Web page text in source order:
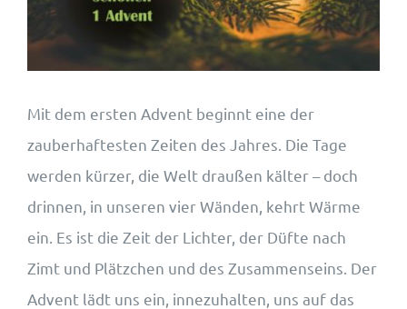
Wohnungsangebote
Kontakt
Mit dem ersten Advent beginnt eine der
zauberhaftesten Zeiten des Jahres. Die Tage
werden kürzer, die Welt draußen kälter – doch
drinnen, in unseren vier Wänden, kehrt Wärme
ein. Es ist die Zeit der Lichter, der Düfte nach
Zimt und Plätzchen und des Zusammenseins. Der
Advent lädt uns ein, innezuhalten, uns auf das